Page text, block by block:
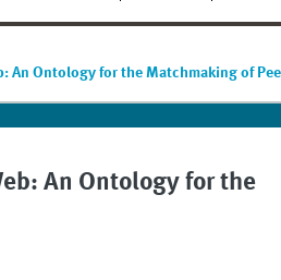
An Ontology for the Matchmaking of
An Ontology for the